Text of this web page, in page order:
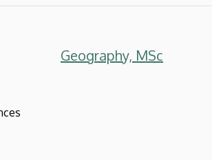
Geography, MSc